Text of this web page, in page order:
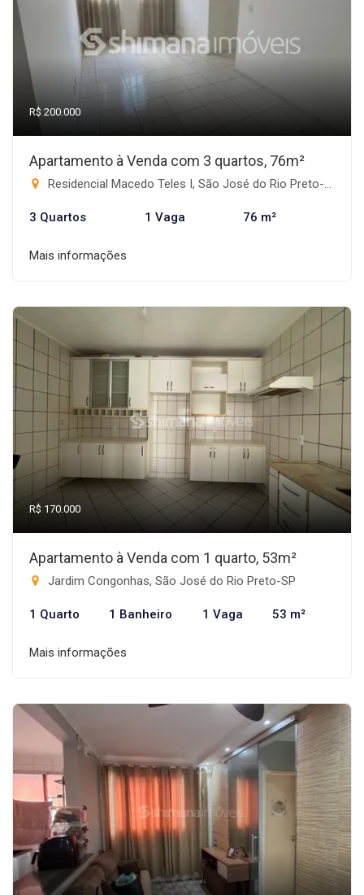
R$ 200.000
Apartamento à Venda com 3 quartos, 76m²
Residencial Macedo Teles I, São José do Rio Preto-SP
3 Quartos 1 Vaga 76 m²
Mais informações
R$ 170.000
Apartamento à Venda com 1 quarto, 53m²
Jardim Congonhas, São José do Rio Preto-SP
1 Quarto 1 Banheiro 1 Vaga 53 m²
Mais informações